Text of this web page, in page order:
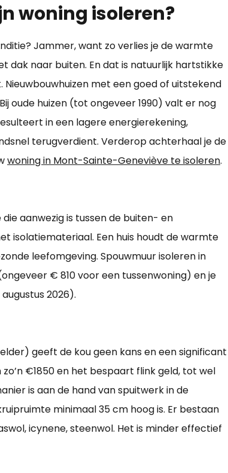
woning isoleren?
Jammer, want zo verlies je de warmte
dak naar buiten. En dat is natuurlijk hartstikke
met een goed of uitstekend
oude huizen (tot ongeveer 1990) valt er nog
in een lagere energierekening,
terugverdient. Verderop achterhaal je de
woning in Mont-Sainte-Geneviève te isoleren.
aanwezig is tussen de buiten- en
isolatiemateriaal. Een huis houdt de warmte
leefomgeving. Spouwmuur isoleren in
€ 810 voor een tussenwoning) en je
2026).
geeft de kou geen kans en een significant
€1850 en het bespaart flink geld, tot wel
is aan de hand van spuitwerk in de
minimaal 35 cm hoog is. Er bestaan
icynene, steenwol. Het is minder effectief